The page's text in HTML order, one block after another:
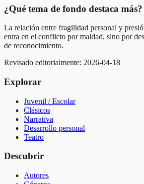
¿Qué tema de fondo destaca más?
La relación entre fragilidad personal y
entra en el conflicto por maldad, sino por
de reconocimiento.
Revisado editorialmente: 2026-04-18
Explorar
Juvenil / Escolar
Clásicos
Narrativa
Desarrollo personal
Teatro
Descubrir
Autores